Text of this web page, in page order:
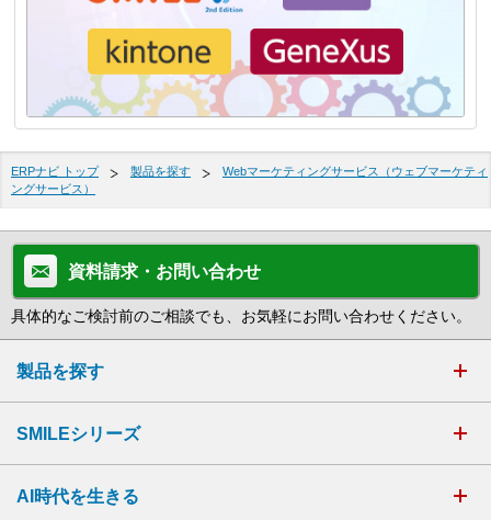
ERPナビ トップ 製品を探す
Webマーケティングサービス（ウェブマーケティ
ングサービス）
資料請求・お問い合わせ
具体的なご検討前のご相談でも、お気軽にお問い合わせください。
製品を探す
SMILEシリーズ
AI時代を生きる